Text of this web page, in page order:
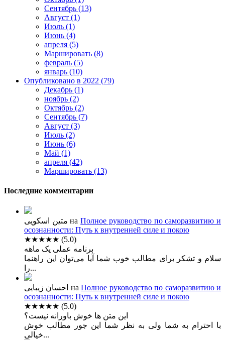
Сентябрь (13)
Август (1)
Июль (1)
Июнь (4)
апреля (5)
Маршировать (8)
февраль (5)
январь (10)
Опубликовано в 2022 (79)
Декабрь (1)
ноябрь (2)
Октябрь (2)
Сентябрь (7)
Август (3)
Июль (2)
Июнь (6)
Май (1)
апреля (42)
Маршировать (13)
Последние комментарии
متین اسکویی наПолное руководство по саморазвитию и
осознанности: Путь к внутренней силе и покою
★★★★★ (5.0)
برنامه عملی یک ماهه
سلام و تشکر برای مطالب خوب شما آیا می‌توان این راهنما
را...
احسان زیبایی наПолное руководство по саморазвитию и
осознанности: Путь к внутренней силе и покою
★★★★★ (5.0)
این متن ها خوش باورانه نیست؟
با احترام به شما ولی به نظر شما این جور مطالب خوش
خیالی...